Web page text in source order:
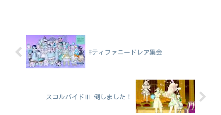
#ティファニードレア集会
スコルパイドⅢ 倒しました！